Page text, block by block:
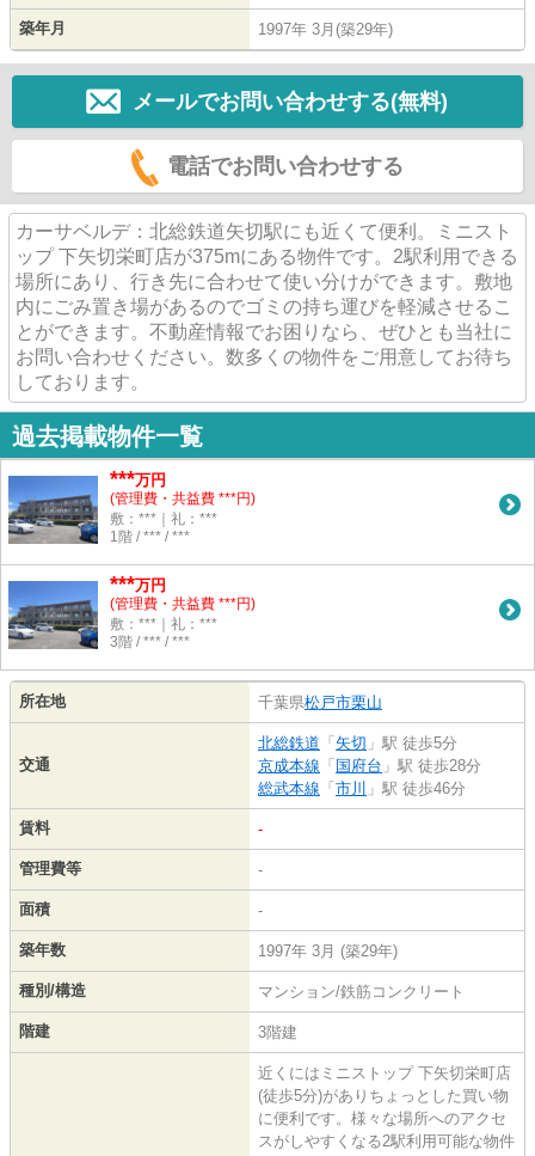
築年月 1997年 3月(築29年)
メールでお問い合わせする(無料)
電話でお問い合わせする
カーサベルデ：北総鉄道矢切駅にも近くて便利。ミニスト
ップ 下矢切栄町店が375mにある物件です。2駅利用できる
場所にあり、行き先に合わせて使い分けができます。敷地
内にごみ置き場があるのでゴミの持ち運びを軽減させるこ
とができます。不動産情報でお困りなら、ぜひとも当社に
お問い合わせください。数多くの物件をご用意してお待ち
しております。
過去掲載物件一覧
***万円
(管理費・共益費 ***円)
敷：***｜礼：***
1階 / *** / ***
***万円
(管理費・共益費 ***円)
敷：***｜礼：***
3階 / *** / ***
所在地 千葉県松戸市栗山
交通
北総鉄道 「 矢切 」駅 徒歩5分
京成本線 「 国府台 」駅 徒歩28分
総武本線 「 市川 」駅 徒歩46分
賃料 -
管理費等 -
面積 -
築年数 1997年 3月 (築29年)
種別/構造 マンション/鉄筋コンクリート
階建 3階建
近くにはミニストップ 下矢切栄町店
(徒歩5分)がありちょっとした買い物
に便利です。様々な場所へのアクセ
スがしやすくなる2駅利用可能な物件